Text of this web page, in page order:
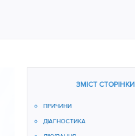
ЗМІСТ СТОРІНКИ
ПРИЧИНИ
ДІАГНОСТИКА